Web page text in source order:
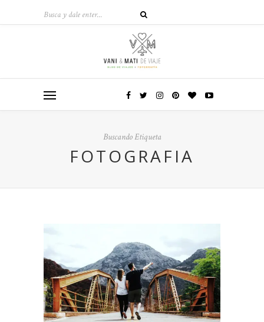
Buscando Etiqueta
FOTOGRAFIA